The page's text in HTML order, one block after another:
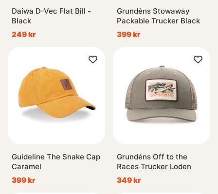
Daiwa D-Vec Flat Bill -
Black
249 kr
Grundéns Stowaway
Packable Trucker Black
399 kr
Guideline The Snake Cap
Caramel
399 kr
Grundéns Off to the
Races Trucker Loden
349 kr